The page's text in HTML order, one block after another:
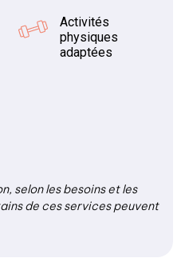
Activités
physiques
adaptées
selon les besoins et les
de ces services peuvent